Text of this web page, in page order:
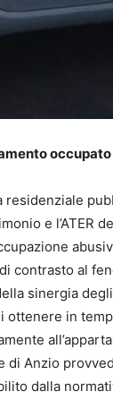
e l’ATER
contrasto al
sinergia
ottenere in
Anzio
dalla